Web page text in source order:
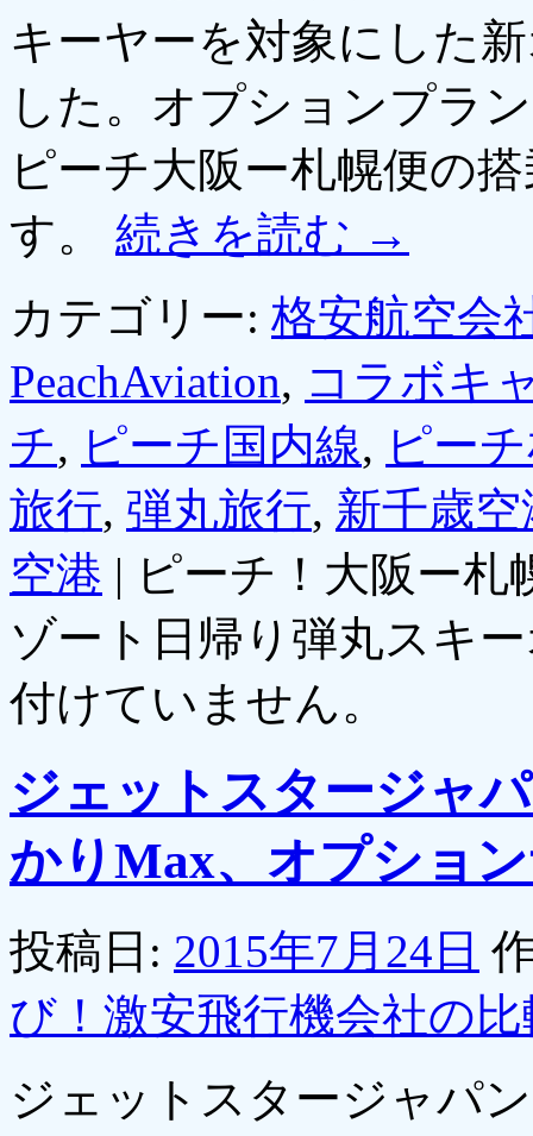
キーヤーを対象にした
した。オプションプラ
ピーチ大阪ー札幌便の
す。 続きを読む →
カテゴリー: 格安航空会
PeachAviation, コラボキ
チ, ピーチ国内線, ピー
旅行, 弾丸旅行, 新千歳空
空港 | ピーチ！大阪ー
ゾート日帰り弾丸スキ
付けていません。
ジェットスタージャ
かりMax、オプショ
投稿日: 2015年7月24日
び！激安飛行機会社の
ジェットスタージャパ